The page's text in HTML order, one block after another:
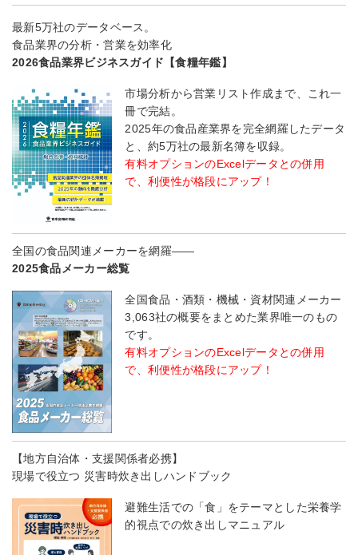
最新5万社のデータベース。
食品業界の分析・営業を効率化
2026食品業界ビジネスガイド【食糧年鑑】
市場分析から営業リスト作成まで、これ一
冊で完結。
2025年の食品産業界を完全網羅したデータ
と、約5万社の最新名簿を収録。
有料オプションのExcelデータとの併用
で、利便性が格段にアップ！
全国の食品関連メーカーを網羅――
2025食品メーカー総覧
全国食品・酒類・機械・資材関連メーカー
3,063社の概要をまとめた業界唯一のもの
です。
有料オプションのExcelデータとの併用
で、利便性が格段にアップ！
【地方自治体・支援関係者必携】
現場で役立つ 災害時炊き出しハンドブック
避難生活での「食」をテーマとした栄養学
的視点での炊き出しマニュアル